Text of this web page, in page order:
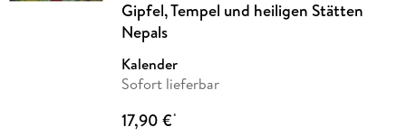
Gipfel, Tempel und heiligen Stätten
Nepals
Kalender
Sofort lieferbar
17,90 €*